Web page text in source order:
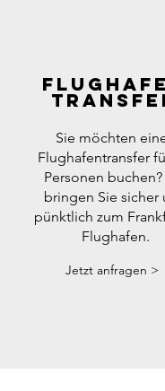
Sie möchten
Flughafentransfer
Personen
bringen Sie sicher
pünktlich zum
Flughafen.
Jetzt anfragen >